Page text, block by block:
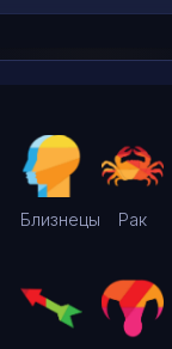
Близнецы Рак